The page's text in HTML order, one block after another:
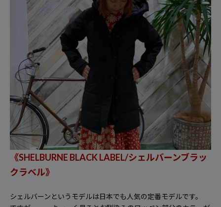
《SHELBURNE BLACK LABEL/シェルバーンブラッ
クラベル》
シェルバーンというモデルは日本でも人気の定番モデルです。